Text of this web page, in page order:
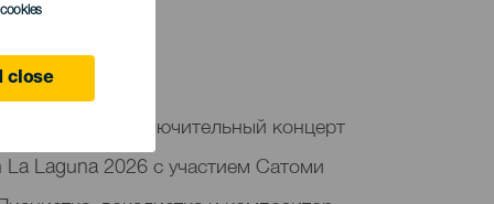
close
состоится заключительный концерт
Laguna 2026 с участием Сатоми